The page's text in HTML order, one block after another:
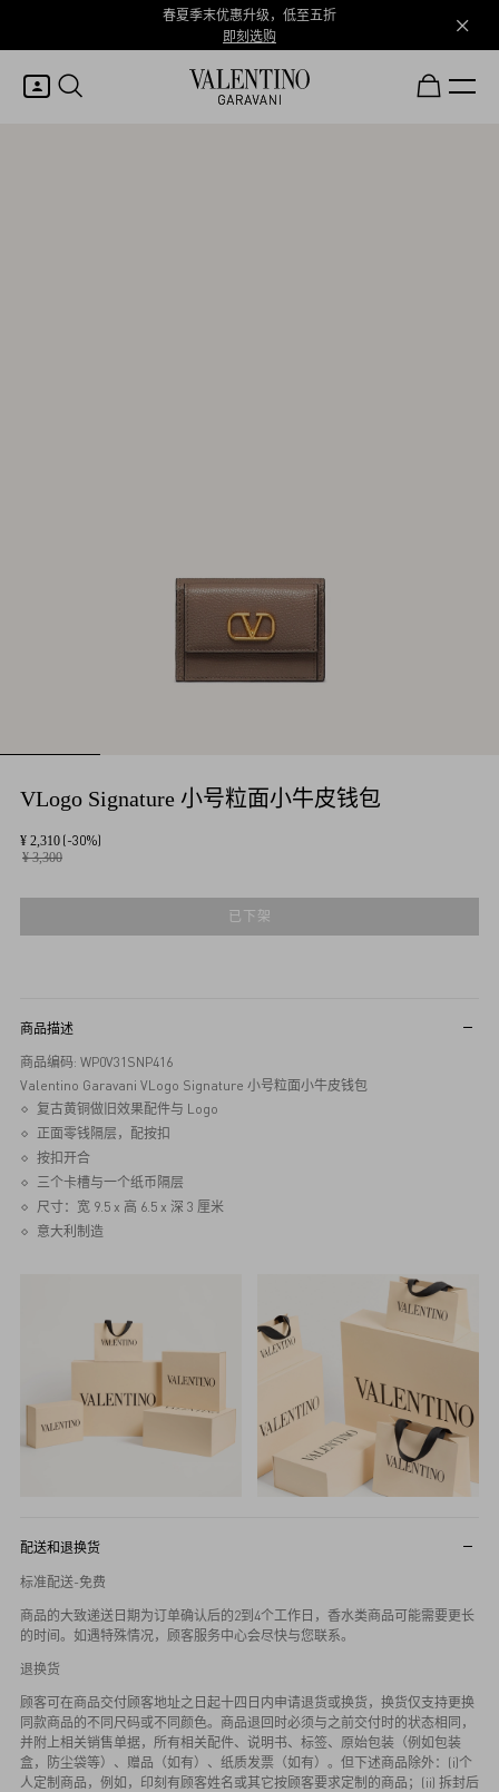
春夏季末优惠升级，低至五折
即刻选购
VLogo Signature 小号粒面小牛皮钱包
¥ 2,310 (-30%)
¥ 3,300
已下架
商品描述
商品编码: WP0V31SNP416
Valentino Garavani VLogo Signature 小号粒面小牛皮钱包
复古黄铜做旧效果配件与 Logo
正面零钱隔层，配按扣
按扣开合
三个卡槽与一个纸币隔层
尺寸：宽 9.5 x 高 6.5 x 深 3 厘米
意大利制造
配送和退换货
标准配送-免费
商品的大致递送日期为订单确认后的2到4个工作日，香水类商品可能需要更长
的时间。如遇特殊情况，顾客服务中心会尽快与您联系。
退换货
顾客可在商品交付顾客地址之日起十四日内申请退货或换货，换货仅支持更换
同款商品的不同尺码或不同颜色。商品退回时必须与之前交付时的状态相同，
并附上相关销售单据，所有相关配件、说明书、标签、原始包装（例如包装
盒，防尘袋等）、赠品（如有）、纸质发票（如有）。但下述商品除外：(i)个
人定制商品，例如，印刻有顾客姓名或其它按顾客要求定制的商品；(ii) 拆封后